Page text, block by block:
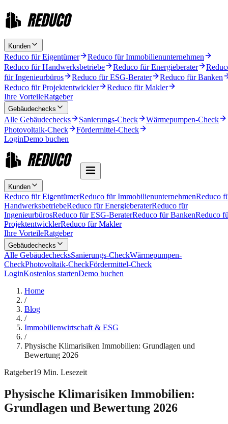
Kunden
Reduco für Eigentümer
Reduco für Immobilienunternehmen
Reduco für Handwerksbetriebe
Reduco für Energieberater
für Ingenieurbüros
Reduco für ESG-Berater
Reduco für Banken
Reduco für Projektentwickler
Reduco für Makler
Ihre VorteileRatgeber
Gebäudechecks
Alle Gebäudechecks Sanierungs-Check
Wärmepumpen-Check
Photovoltaik-Check
Fördermittel-Check
LoginDemo buchen
Kunden
Reduco für EigentümerReduco für ImmobilienunternehmenReduco
HandwerksbetriebeReduco für EnergieberaterReduco für
IngenieurbürosReduco für ESG-BeraterReduco für BankenReduco
ProjektentwicklerReduco für Makler
Ihre VorteileRatgeber
Gebäudechecks
Alle GebäudechecksSanierungs-CheckWärmepumpen-
CheckPhotovoltaik-CheckFördermittel-Check
LoginKostenlos startenDemo buchen
Home
/
Blog
/
Immobilienwirtschaft & ESG
/
Physische Klimarisiken Immobilien: Grundlagen und
Bewertung 2026
Ratgeber19 Min. Lesezeit
Physische Klimarisiken Immobilien:
Grundlagen und Bewertung 2026